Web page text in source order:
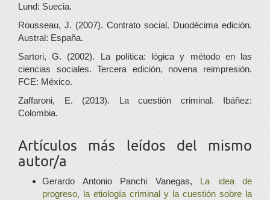
Lund: Suecia.
Rousseau, J. (2007). Contrato social. Duodécima edición.
Austral: España.
Sartori, G. (2002). La política: lógica y método en las
ciencias sociales. Tercera edición, novena reimpresión.
FCE: México.
Zaffaroni, E. (2013). La cuestión criminal. Ibáñez:
Colombia.
Artículos más leídos del mismo
autor/a
Gerardo Antonio Panchi Vanegas, La idea de
progreso, la etiología criminal y la cuestión sobre la